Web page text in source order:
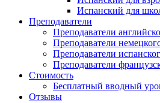
Испанский для
Преподаватели
Преподаватели
Преподаватели
Преподаватели
Преподаватели
Стоимость
Бесплатный вводный
Отзывы